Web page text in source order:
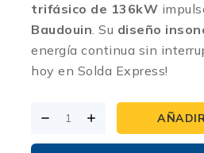
trifásico de 136kW
Baudouin. Su diseño
energía continua sin
hoy en Solda Express!